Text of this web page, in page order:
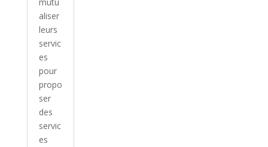
aliser
leurs
servic
es
pour
propo
ser
des
servic
es